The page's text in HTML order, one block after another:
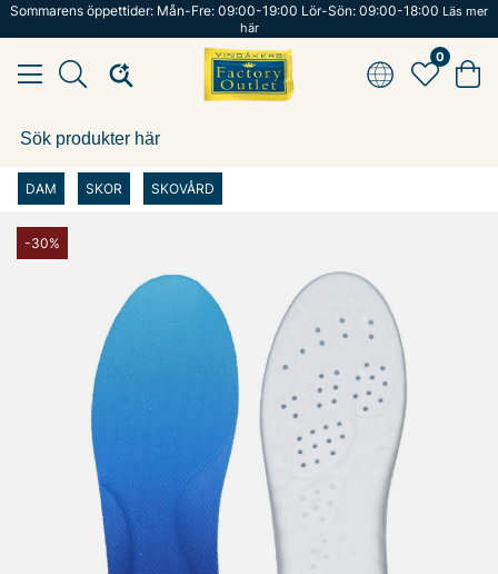
Sommarens öppettider: Mån-Fre: 09:00-19:00 Lör-Sön: 09:00-18:00 Läs mer
här
0
DAM SKOR SKOVÅRD
-30%